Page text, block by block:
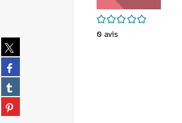
Partager
sur
twitter
(Nouvelle
fenêtre)
Partager
sur
facebook
(Nouvelle
fenêtre)
Partager
sur
tumblr
Partager
sur
/5
0 avis